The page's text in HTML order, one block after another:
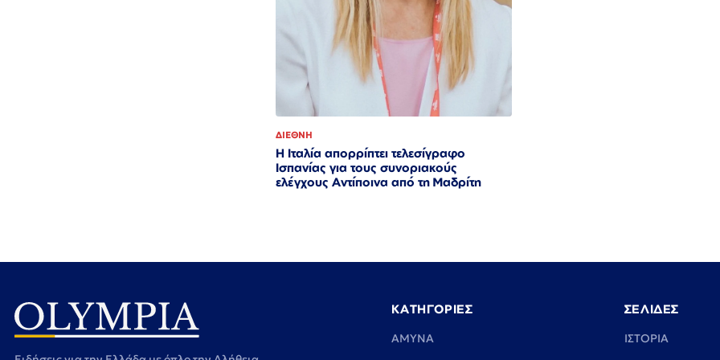
ΔΙΕΘΝΗ
Η Ιταλία απορρίπτει τελεσίγραφο
Ισπανίας για τους συνοριακούς
ελέγχους Αντίποινα από τη Μαδρίτη
ΚΑΤΗΓΟΡΙΕΣ
ΑΜΥΝΑ
ΣΕΛΙΔΕΣ
ΙΣΤΟΡΙΑ